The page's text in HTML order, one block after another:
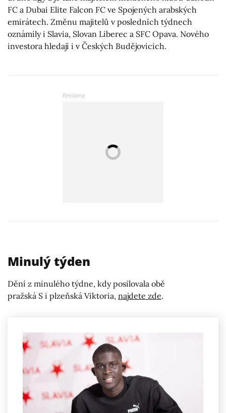
FC a Dubai Elite Falcon FC ve Spojených arabských
emirátech. Změnu majitelů v posledních týdnech
oznámily i Slavia, Slovan Liberec a SFC Opava. Nového
investora hledají i v Českých Budějovicích.
Minulý týden
Dění z minulého týdne, kdy posilovala obě
pražská S i plzeňská Viktoria, najdete zde.